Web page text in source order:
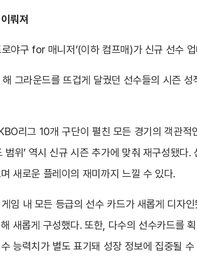
뤄져
야구 for 매니저’(이하 컴프매)가 신규 선수
그라운드를 뜨겁게 달궜던 선수들의 시즌
리그 10개 구단이 펼친 모든 경기의 객관적
위’ 역시 신규 시즌 추가에 맞춰 재구성됐다.
새로운 플레이의 재미까지 느낄 수 있다.
임 내 모든 등급의 선수 카드가 새롭게 디자
새롭게 구성했다. 또한, 다수의 선수카드를
능력치가 별도 표기돼 성장 정보에 집중될 수